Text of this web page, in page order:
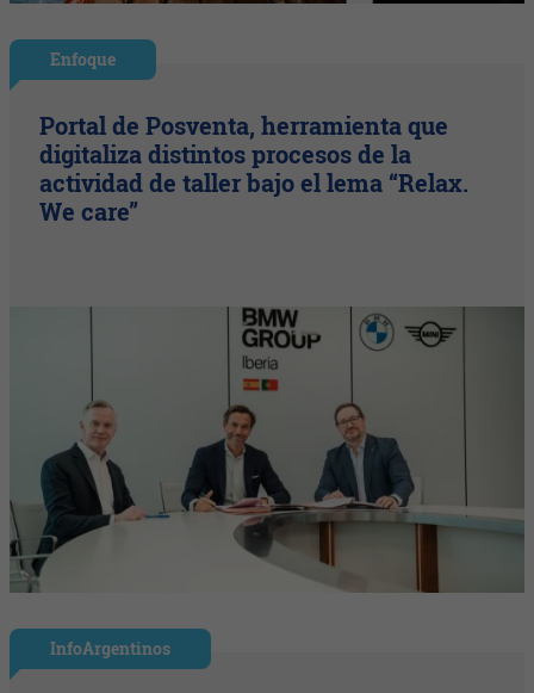
Enfoque
Portal de Posventa, herramienta que
digitaliza distintos procesos de la
actividad de taller bajo el lema “Relax.
We care”
InfoArgentinos